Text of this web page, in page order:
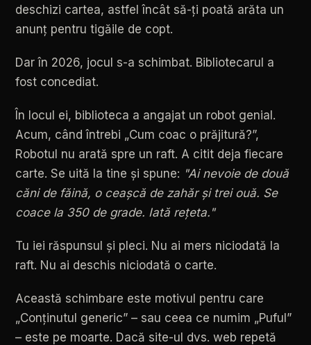
deschizi cartea, astfel încât să-ți poată arăta un
anunț pentru tigăile de copt.
Dar în 2026, jocul s-a schimbat. Bibliotecarul a
fost concediat.
În locul ei, biblioteca a angajat un robot genial.
Acum, când întrebi „Cum coac o prăjitură?”,
Robotul nu arată spre un raft. A citit deja fiecare
carte. Se uită la tine și spune: "Ai nevoie de două
căni de făină, o ceașcă de zahăr și trei ouă. Se
coace la 350 de grade. Iată rețeta."
Tu iei răspunsul și pleci. Nu ai mers niciodată la
raft. Nu ai deschis niciodată o carte.
Această schimbare este motivul pentru care
„Conținutul generic” – sau ceea ce numim „Puful”
– este pe moarte. Dacă site-ul dvs. web repetă